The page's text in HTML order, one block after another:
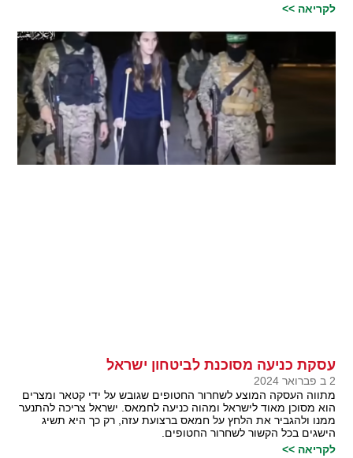
לקריאה >>
עסקת כניעה מסוכנת לביטחון ישראל
2 ב פברואר 2024
מתווה העסקה המוצע לשחרור החטופים שגובש על ידי קטאר ומצרים
הוא מסוכן מאוד לישראל ומהוה כניעה לחמאס. ישראל צריכה להתנער
ממנו ולהגביר את הלחץ על חמאס ברצועת עזה, רק כך היא תשיג
הישגים בכל הקשור לשחרור החטופים.
לקריאה >>